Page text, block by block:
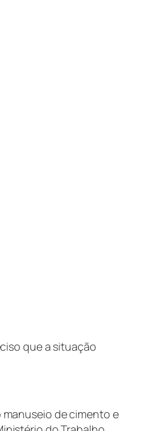
que a situação
de cimento e